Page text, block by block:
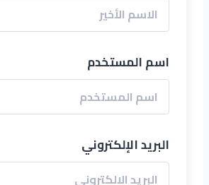
اسم المستخدم
البريد الإلكتروني